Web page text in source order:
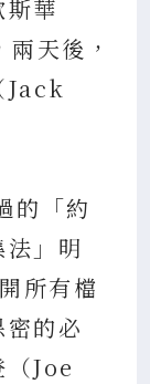
華
天後，
Jack
的「約
」明
所有檔
的必
Joe